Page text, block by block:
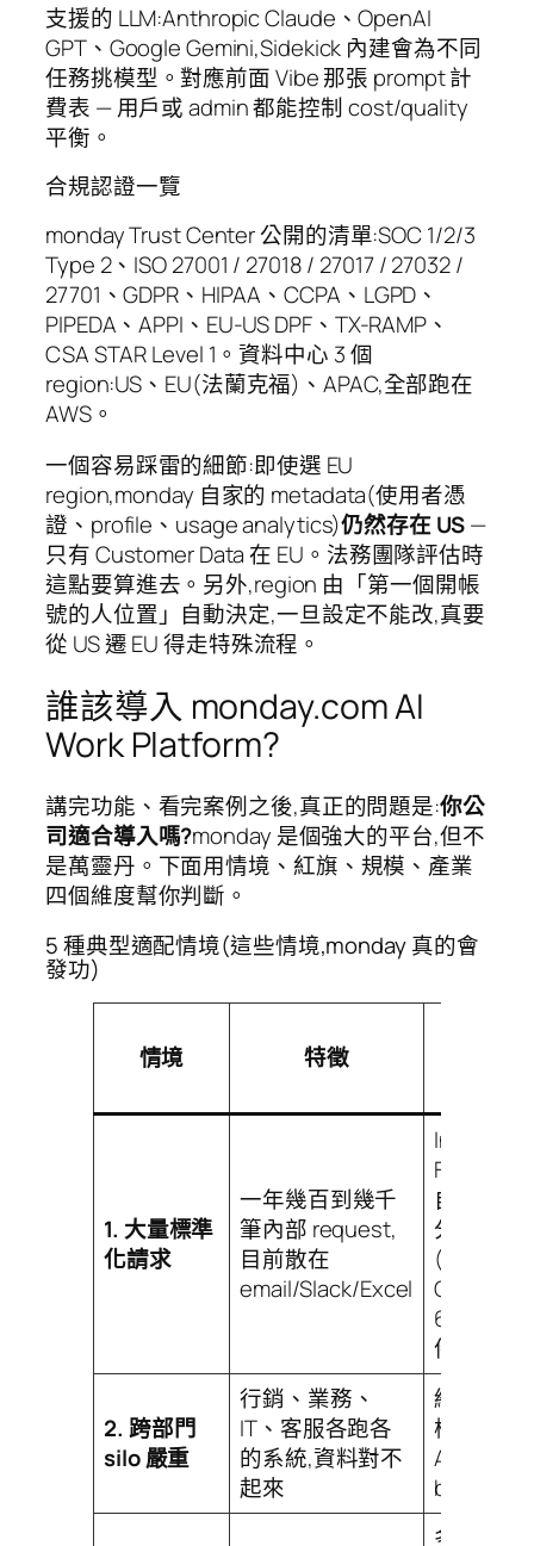
支援的 LLM:Anthropic Claude、OpenAI
GPT、Google Gemini,Sidekick 內建會為不同
任務挑模型。對應前面 Vibe 那張 prompt 計
費表 — 用戶或 admin 都能控制 cost/quality
平衡。
合規認證一覽
monday Trust Center 公開的清單:SOC 1/2/3
Type 2、ISO 27001 / 27018 / 27017 / 27032 /
27701、GDPR、HIPAA、CCPA、LGPD、
PIPEDA、APPI、EU-US DPF、TX-RAMP、
CSA STAR Level 1。資料中心 3 個
region:US、EU(法蘭克福)、APAC,全部跑在
AWS。
一個容易踩雷的細節:即使選 EU
region,monday 自家的 metadata(使用者憑
證、profile、usage analytics)仍然存在 US—
只有 Customer Data 在 EU。法務團隊評估時
這點要算進去。另外,region 由「第一個開帳
號的人位置」自動決定,一旦設定不能改,真要
從 US 遷 EU 得走特殊流程。
誰該導入 monday.com AI
Work Platform?
講完功能、看完案例之後,真正的問題是:你公
司適合導入嗎?monday 是個強大的平台,但不
是萬靈丹。下面用情境、紅旗、規模、產業
四個維度幫你判斷。
5 種典型適配情境(這些情境,monday 真的會
發功)
情境 特徵
1. 大量標準
化請求
一年幾百到幾千
筆內部 request,
目前散在
email/Slack/Excel
Intake
Form + AI
自動摘要
分類派工
(像
CASETiFY
600–700
件/年)
2. 跨部門
silo 嚴重
行銷、業務、
IT、客服各跑各
的系統,資料對不
起來
統一資料
模型 +
Agent 跨
board 串
多 Agent